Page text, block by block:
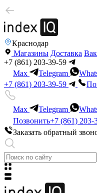
Краснодар
Магазины Доставка
+7 (861) 203-39-59
Max
Telegram
+7 (861) 203-39-59
Max Telegram
Позвонить+7 (861) 203-
Заказать обратный